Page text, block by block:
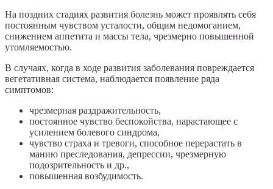
На поздних стадиях развития болезнь может проявлять себя
постоянным чувством усталости, общим недомоганием,
снижением аппетита и массы тела, чрезмерно повышенной
утомляемостью.
В случаях, когда в ходе развития заболевания повреждается
вегетативная система, наблюдается появление ряда
симптомов:
чрезмерная раздражительность,
постоянное чувство беспокойства, нарастающее с
усилением болевого синдрома,
чувство страха и тревоги, способное перерастать в
манию преследования, депрессии, чрезмерную
подозрительность и др.,
повышенная возбудимость.